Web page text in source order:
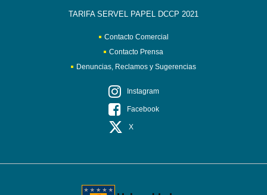
TARIFA SERVEL PAPEL DCCP 2021
Contacto Comercial
Contacto Prensa
Denuncias, Reclamos y Sugerencias
Instagram
Facebook
X